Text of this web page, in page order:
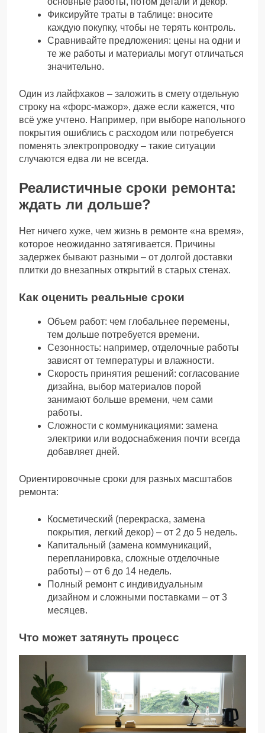
Фиксируйте траты в таблице: вносите
каждую покупку, чтобы не терять контроль.
Сравнивайте предложения: цены на одни и
те же работы и материалы могут отличаться
значительно.
Один из лайфхаков – заложить в смету отдельную
строку на «форс-мажор», даже если кажется, что
всё уже учтено. Например, при выборе напольного
покрытия ошиблись с расходом или потребуется
поменять электропроводку – такие ситуации
случаются едва ли не всегда.
Реалистичные сроки ремонта:
ждать ли дольше?
Нет ничего хуже, чем жизнь в ремонте «на время»,
которое неожиданно затягивается. Причины
задержек бывают разными – от долгой доставки
плитки до внезапных открытий в старых стенах.
Как оценить реальные сроки
Объем работ: чем глобальнее перемены,
тем дольше потребуется времени.
Сезонность: например, отделочные работы
зависят от температуры и влажности.
Скорость принятия решений: согласование
дизайна, выбор материалов порой
занимают больше времени, чем сами
работы.
Сложности с коммуникациями: замена
электрики или водоснабжения почти всегда
добавляет дней.
Ориентировочные сроки для разных масштабов
ремонта:
Косметический (перекраска, замена
покрытия, легкий декор) – от 2 до 5 недель.
Капитальный (замена коммуникаций,
перепланировка, сложные отделочные
работы) – от 6 до 14 недель.
Полный ремонт с индивидуальным
дизайном и сложными поставками – от 3
месяцев.
Что может затянуть процесс